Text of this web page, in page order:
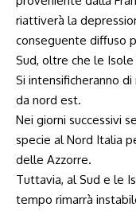
riattiverà la
conseguente diffuso
Sud, oltre che le
Si intensificheranno
da nord est.
Nei giorni successivi
specie al Nord Italia
delle Azzorre.
Tuttavia, al Sud e le
tempo rimarrà